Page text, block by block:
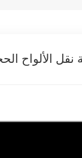
نقل الألواح